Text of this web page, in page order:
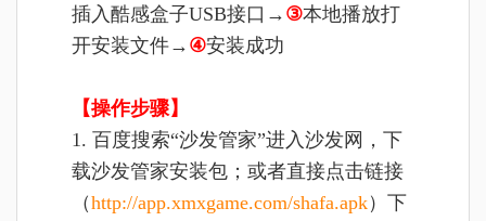
插入酷感盒子USB接口 → ③本地播放打
开安装文件→ ④安装成功
【操作步骤】
1. 百度搜索“沙发管家”进入沙发网，下
载沙发管家安装包；或者直接点击链接
（http://app.xmxgame.com/shafa.apk）下